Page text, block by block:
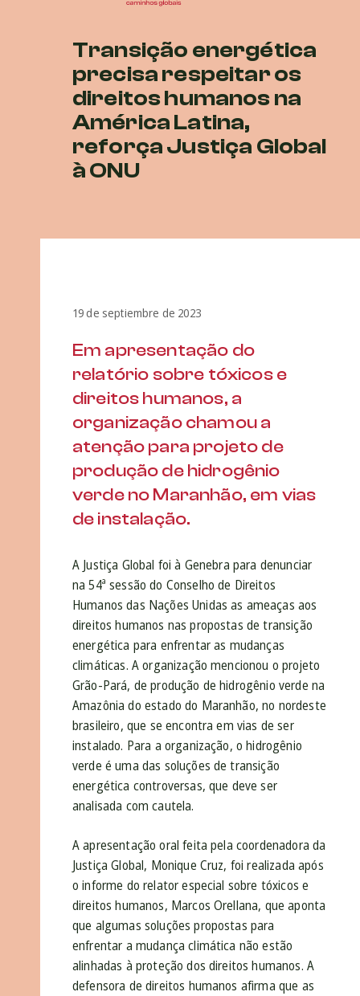
Transição energética
precisa respeitar os
direitos humanos na
América Latina,
reforça Justiça Global
à ONU
19 de septiembre de 2023
Em apresentação do
relatório sobre tóxicos e
direitos humanos, a
organização chamou a
atenção para projeto de
produção de hidrogênio
verde no Maranhão, em vias
de instalação.
A Justiça Global foi à Genebra para denunciar
na 54ª sessão do Conselho de Direitos
Humanos das Nações Unidas as ameaças aos
direitos humanos nas propostas de transição
energética para enfrentar as mudanças
climáticas. A organização mencionou o projeto
Grão-Pará, de produção de hidrogênio verde na
Amazônia do estado do Maranhão, no nordeste
brasileiro, que se encontra em vias de ser
instalado. Para a organização, o hidrogênio
verde é uma das soluções de transição
energética controversas, que deve ser
analisada com cautela.
A apresentação oral feita pela coordenadora da
Justiça Global, Monique Cruz, foi realizada após
o informe do relator especial sobre tóxicos e
direitos humanos, Marcos Orellana, que aponta
que algumas soluções propostas para
enfrentar a mudança climática não estão
alinhadas à proteção dos direitos humanos. A
defensora de direitos humanos afirma que as